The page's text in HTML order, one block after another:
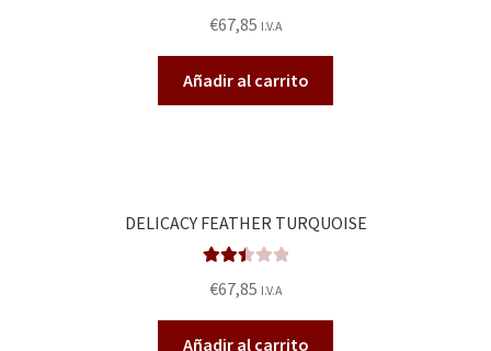
do en
de 5
€67,85 I.V.A
Añadir al carrito
DELICACY FEATHER TURQUOISE
do en
€67,85 I.V.A
Añadir al carrito